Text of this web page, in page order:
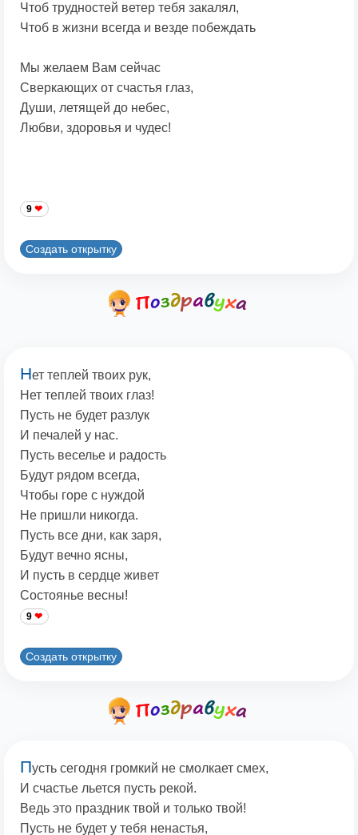
Чтоб трудностей ветер тебя закалял,
Чтоб в жизни всегда и везде побеждать
Мы желаем Вам сейчас
Сверкающих от счастья глаз,
Души, летящей до небес,
Любви, здоровья и чудес!
9
Создать открытку
Нет теплей твоих рук,
Нет теплей твоих глаз!
Пусть не будет разлук
И печалей у нас.
Пусть веселье и радость
Будут рядом всегда,
Чтобы горе с нуждой
Не пришли никогда.
Пусть все дни, как заря,
Будут вечно ясны,
И пусть в сердце живет
Состоянье весны!
9
Создать открытку
Пусть сегодня громкий не смолкает смех,
И счастье льется пусть рекой.
Ведь это праздник твой и только твой!
Пусть не будет у тебя ненастья,